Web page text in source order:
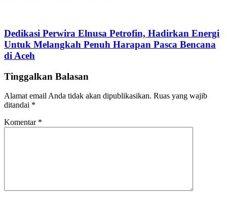
Dedikasi Perwira Elnusa Petrofin, Hadirkan Energi
Untuk Melangkah Penuh Harapan Pasca Bencana
di Aceh
Tinggalkan Balasan
Alamat email Anda tidak akan dipublikasikan. Ruas yang wajib
ditandai *
Komentar *